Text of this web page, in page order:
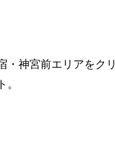
神宮前エリアをク